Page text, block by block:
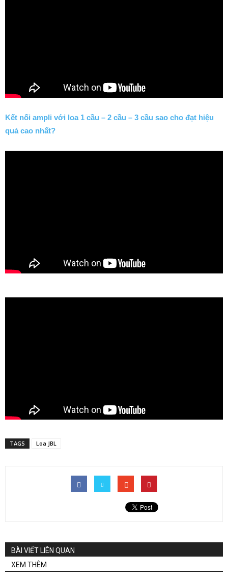
Kết nối ampli với loa 1 cầu – 2 cầu – 3 cầu sao cho đạt hiệu
quả cao nhất?
TAGS Loa JBL
BÀI VIẾT LIÊN QUAN
XEM THÊM